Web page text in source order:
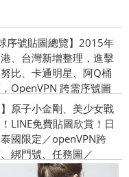
序號貼圖總覽】2015年
、台灣新增整理，進擊
比、卡通明星、阿Q桶
OpenVPN 跨需序號圖
】原子小金剛、美少女戰
LINE免費貼圖欣賞！日
國限定／openVPN跨
綁門號、任務圖／